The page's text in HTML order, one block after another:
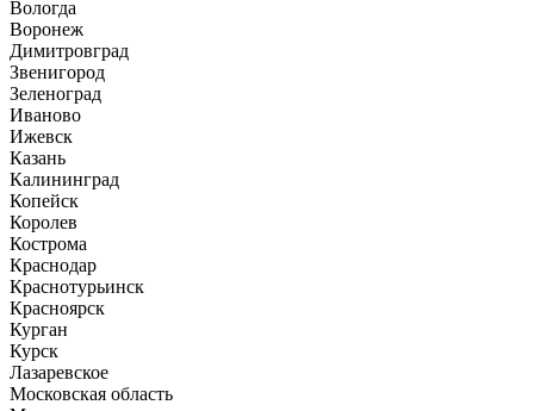
Вологда
Воронеж
Димитровград
Звенигород
Зеленоград
Иваново
Ижевск
Казань
Калининград
Копейск
Королев
Кострома
Краснодар
Краснотурьинск
Красноярск
Курган
Курск
Лазаревское
Московская область